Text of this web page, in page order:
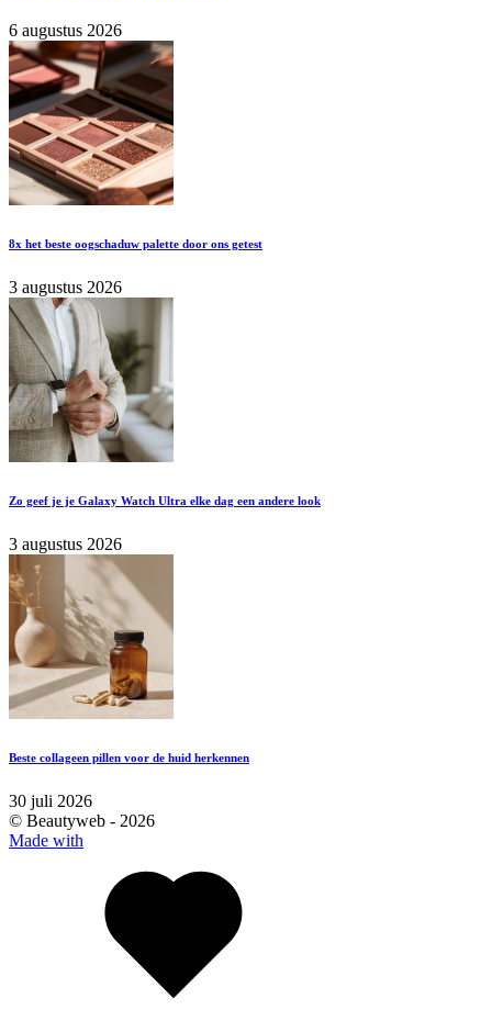
6 augustus 2026
8x het beste oogschaduw palette door ons getest
3 augustus 2026
Zo geef je je Galaxy Watch Ultra elke dag een andere look
3 augustus 2026
Beste collageen pillen voor de huid herkennen
30 juli 2026
© Beautyweb - 2026
Made with